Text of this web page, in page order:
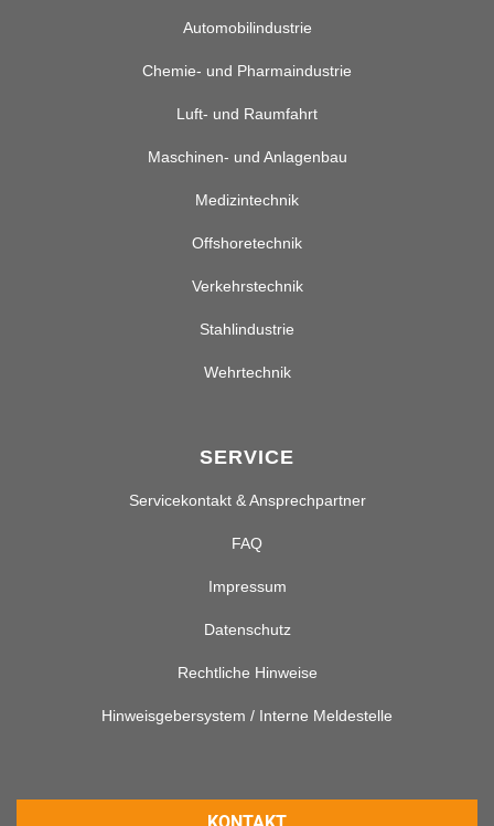
Automobilindustrie
Chemie- und Pharmaindustrie
Luft- und Raumfahrt
Maschinen- und Anlagenbau
Medizintechnik
Offshoretechnik
Verkehrstechnik
Stahlindustrie
Wehrtechnik
SERVICE
Servicekontakt & Ansprechpartner
FAQ
Impressum
Datenschutz
Rechtliche Hinweise
Hinweisgebersystem / Interne Meldestelle